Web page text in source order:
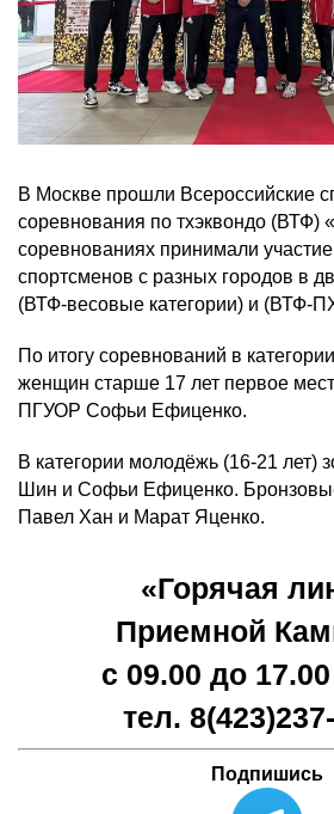
«Горячая
Приемной
с 09.00 до
тел. 8(423)
Подпишись
В Москве прошли Всероссийские
соревнования по тхэквондо (ВТФ)
соревнованиях принимали
спортсменов с разных городов в
(ВТФ-весовые категории) и (ВТФ-
По итогу соревнований в
женщин старше 17 лет первое
ПГУОР Софьи Ефиценко.
В категории молодёжь (16-21 лет)
Шин и Софьи Ефиценко.
Павел Хан и Марат Яценко.